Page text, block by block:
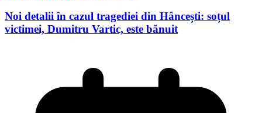
Noi detalii în cazul tragediei din Hâncești: soțul
victimei, Dumitru Vartic, este bănuit